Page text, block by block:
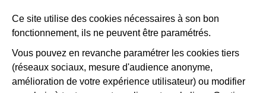
Ce site utilise des cookies nécessaires à son bon
fonctionnement, ils ne peuvent être paramétrés.
Vous pouvez en revanche paramétrer les cookies tiers
(réseaux sociaux, mesure d'audience anonyme,
amélioration de votre expérience utilisateur) ou modifier
Ne ratez aucune infos !
Voir nos brochures